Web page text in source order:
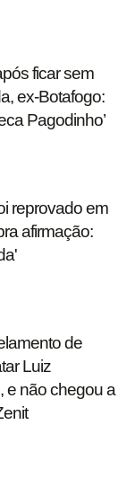
ficar sem
ex-Botafogo:
Pagodinho’
reprovado em
afirmação:
de
Luiz
e não chegou a